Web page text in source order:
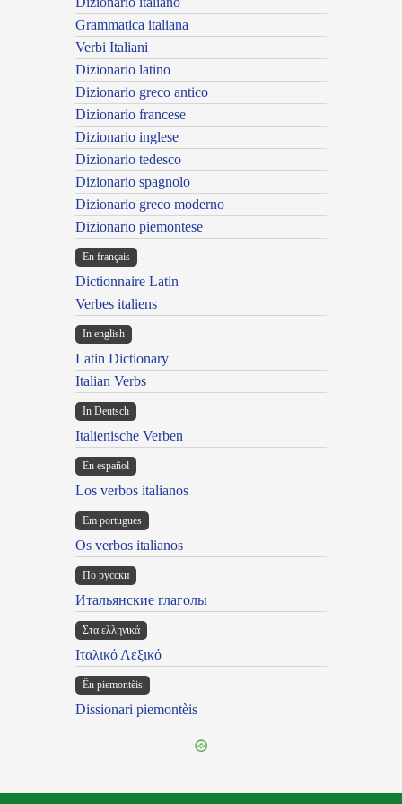
Grammatica italiana
Verbi Italiani
Dizionario latino
Dizionario greco antico
Dizionario francese
Dizionario inglese
Dizionario tedesco
Dizionario spagnolo
Dizionario greco moderno
Dizionario piemontese
En français
Dictionnaire Latin
Verbes italiens
In english
Latin Dictionary
Italian Verbs
In Deutsch
Italienische Verben
En español
Los verbos italianos
Em portugues
Os verbos italianos
По русски
Итальянские глаголы
Στα ελληνικά
Ιταλικό Λεξικό
Ën piemontèis
Dissionari piemontèis